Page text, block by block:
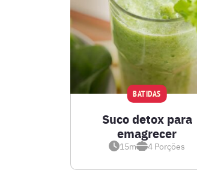
BATIDAS
Suco detox para
emagrecer
15m 4 Porções